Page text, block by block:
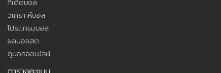
ทีเด็ดบอล
วิเคราะห์บอล
โปรแกรมบอล
ผลบอลสด
ดูบอลออนไลน์